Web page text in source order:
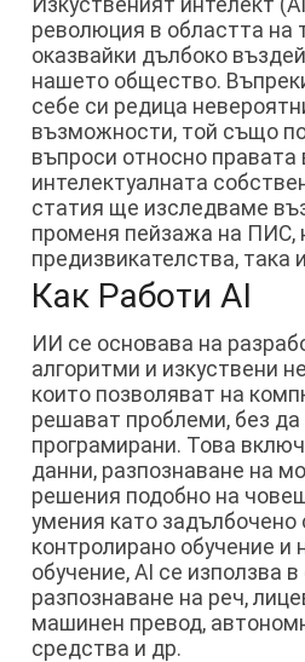
революция в областта на
оказвайки дълбоко
нашето общество.
себе си редица
възможности, той също
въпроси относно правата
интелектуалната
статия ще изследваме
променя пейзажа на ПИС,
предизвикателства, така
Как Работи AI
ИИ се основава на
алгоритми и изкуствени
които позволяват на
решават проблеми, без
програмирани. Това
данни, разпознаване на
решения подобно на
умения като задълбочено
контролирано обучение и
обучение, AI се използва
разпознаване на реч,
машинен превод,
средства и др.